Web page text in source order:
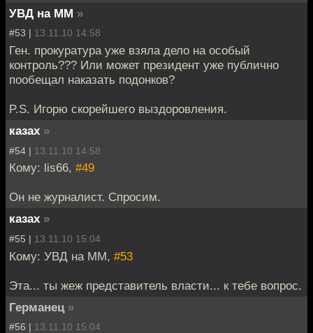
УВД на ММ »
#53 | 13.11.10 14:58
Ген. прокуратура уже взяла дело на особый
контроль??? Или может президент уже публично
пообещал наказать подонков?
P.S. Игорю скорейшего выздоровления.
казах »
#54 | 13.11.10 14:58
Кому: lis66, #49
Он не журналист. Спросим.
казах »
#55 | 13.11.10 15:04
Кому: УВД на ММ, #53
Эта... ты жеж представитель власти... к тебе вопрос.
Германец »
#56 | 13.11.10 15:04